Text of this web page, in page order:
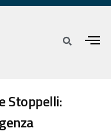
Stoppelli: